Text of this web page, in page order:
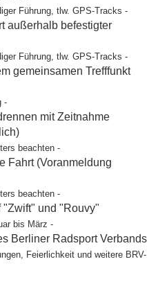
Führung, tlw. GPS-Tracks -
außerhalb befestigter
Führung, tlw. GPS-Tracks -
gemeinsamen Trefffunkt
-
mit Zeitnahme
beachten -
Fahrt (Voranmeldung
beachten -
und "Rouvy"
bis März -
Berliner Radsport Verbands
Feierlichkeit und weitere BRV-